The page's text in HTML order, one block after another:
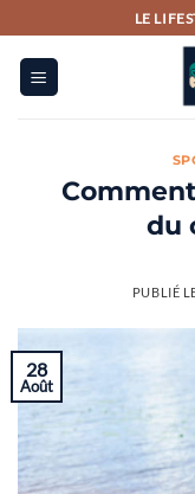
au
contenu
LE
du
PUBLIÉ
28
Août